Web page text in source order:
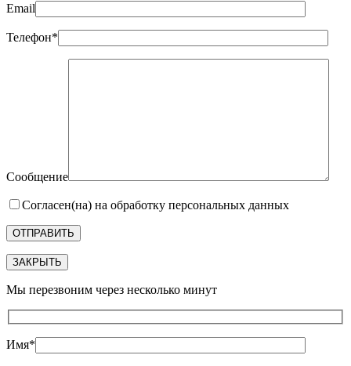
Email
Телефон*
Сообщение
Согласен(на) на обработку персональных данных
ЗАКРЫТЬ
Мы перезвоним через несколько минут
Имя*